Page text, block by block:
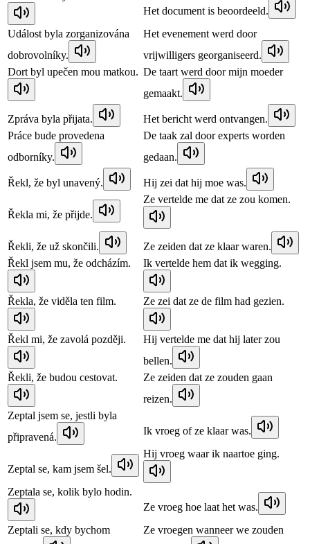
Het document is beoordeeld.
Událost byla zorganizována
dobrovolníky.
Het evenement werd door
vrijwilligers georganiseerd.
Dort byl upečen mou matkou. De taart werd door mijn moeder
gemaakt.
Zpráva byla přijata.
Het bericht werd ontvangen.
Práce bude provedena
odborníky.
De taak zal door experts worden
gedaan.
Řekl, že byl unavený. Hij zei dat hij moe was.
Řekla mi, že přijde.
Ze vertelde me dat ze zou komen.
Řekli, že už skončili.
Ze zeiden dat ze klaar waren.
Řekl jsem mu, že odcházím.
Ik vertelde hem dat ik wegging.
Řekla, že viděla ten film. Ze zei dat ze de film had gezien.
Řekl mi, že zavolá později.
Hij vertelde me dat hij later zou
bellen.
Řekli, že budou cestovat.
Ze zeiden dat ze zouden gaan
reizen.
Zeptal jsem se, jestli byla
připravená.
Ik vroeg of ze klaar was.
Zeptal se, kam jsem šel.
Hij vroeg waar ik naartoe ging.
Zeptala se, kolik bylo hodin.
Ze vroeg hoe laat het was.
Zeptali se, kdy bychom
Ze vroegen wanneer we zouden